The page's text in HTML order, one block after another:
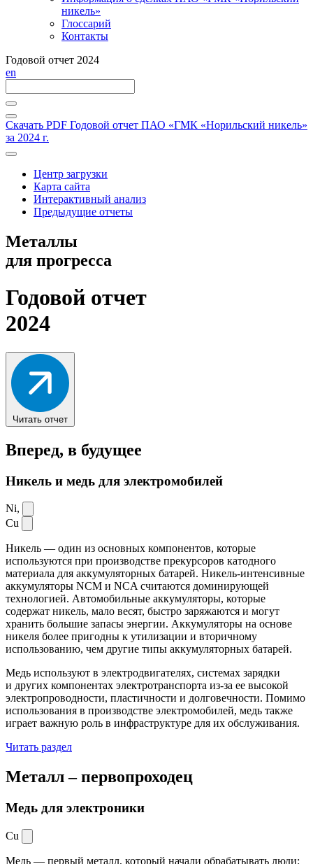
никель»
Глоссарий
Контакты
Годовой отчет 2024
en
Скачать PDF Годовой отчет ПАО «ГМК «Норильский никель»
за 2024 г.
Центр загрузки
Карта сайта
Интерактивный анализ
Предыдущие отчеты
Металлы
для прогресса
Годовой отчет
2024
Читать отчет
Вперед, в будущее
Никель и медь для электромобилей
Ni,
Cu
Никель — один из основных компонентов, которые
используются при производстве прекурсоров катодного
материала для аккумуляторных батарей. Никель-интенсивные
аккумуляторы NCM и NCA считаются доминирующей
технологией. Автомобильные аккумуляторы, которые
содержат никель, мало весят, быстро заряжаются и могут
хранить большие запасы энергии. Аккумуляторы на основе
никеля более пригодны к утилизации и вторичному
использованию, чем другие типы аккумуляторных батарей.
Медь используют в электродвигателях, системах зарядки
и других компонентах электротранспорта из-за ее высокой
электропроводности, пластичности и долговечности. Помимо
использования в производстве электромобилей, медь также
играет важную роль в инфраструктуре для их обслуживания.
Читать раздел
Металл –первопроходец
Медь для электроники
Cu
Медь — первый металл, который начали обрабатывать люди: